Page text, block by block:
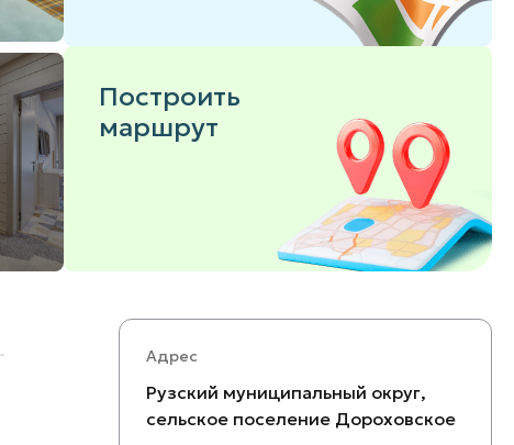
Построить
маршрут
Адрес
Рузский муниципальный округ,
сельское поселение Дороховское